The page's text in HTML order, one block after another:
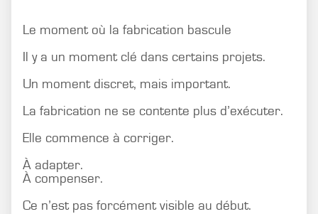
Le moment où la fabrication bascule
Il y a un moment clé dans certains projets.
Un moment discret, mais important.
La fabrication ne se contente plus d’exécuter.
Elle commence à corriger.
À adapter.
À compenser.
Ce n’est pas forcément visible au début.